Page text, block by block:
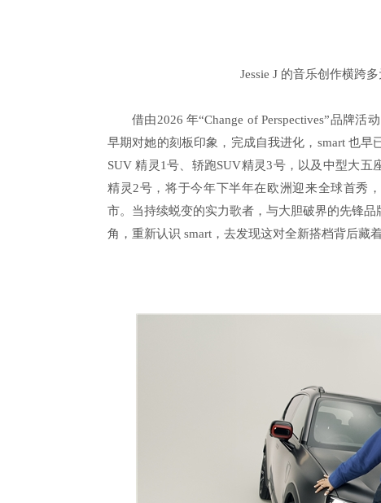
Jessie J 的音乐创作横跨
借由2026 年“Change of Perspectives”品牌活
早期对她的刻板印象，完成自我进化，smart 也
SUV 精灵1号、轿跑SUV精灵3号，以及中型大
精灵2号，将于今年下半年在欧洲迎来全球首秀
市。当持续蜕变的实力歌者，与大胆破界的先锋
角，重新认识 smart，去发现这对全新搭档背后藏